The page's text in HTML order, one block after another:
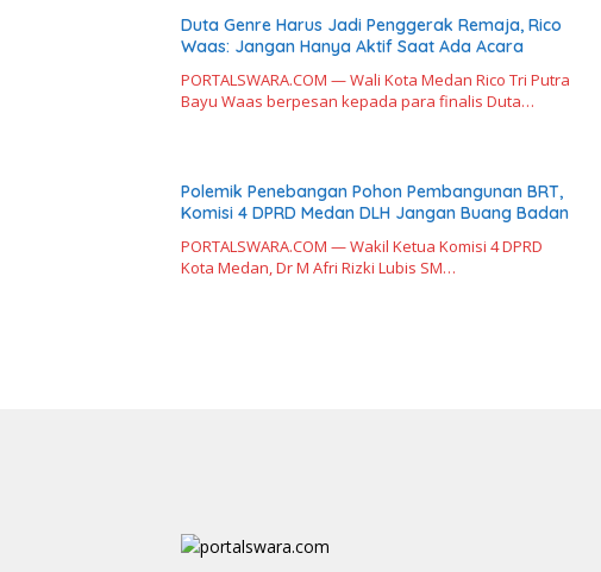
Duta Genre Harus Jadi Penggerak Remaja, Rico
Waas: Jangan Hanya Aktif Saat Ada Acara
PORTALSWARA.COM — Wali Kota Medan Rico Tri Putra
Bayu Waas berpesan kepada para finalis Duta…
Polemik Penebangan Pohon Pembangunan BRT,
Komisi 4 DPRD Medan DLH Jangan Buang Badan
PORTALSWARA.COM — Wakil Ketua Komisi 4 DPRD
Kota Medan, Dr M Afri Rizki Lubis SM…